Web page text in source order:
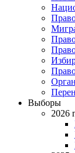
Выборы
2026